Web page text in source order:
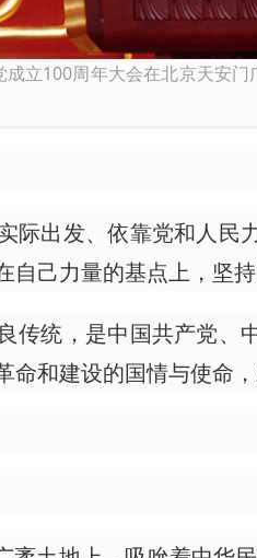
立100周年大会在北京天安
际出发、依靠党和人民
己力量的基点上，坚
传统，是中国共产党
和建设的国情与使命